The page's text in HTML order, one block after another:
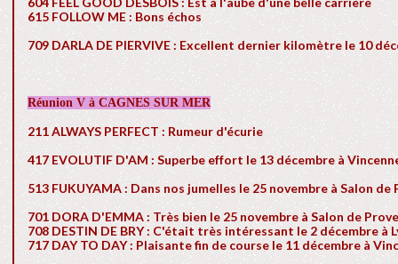
615 FOLLOW ME : Bons échos
709 DARLA DE PIERVIVE : Excellent dernier kilomètre le 10
Réunion V à CAGNES SUR MER
211 ALWAYS PERFECT : Rumeur d'écurie
417 EVOLUTIF D'AM : Superbe effort le 13 décembre à
513 FUKUYAMA : Dans nos jumelles le 25 novembre à Salon de
701 DORA D'EMMA : Très bien le 25 novembre à Salon de
708 DESTIN DE BRY : C'était très intéressant le 2 décembre à
717 DAY TO DAY : Plaisante fin de course le 11 décembre à